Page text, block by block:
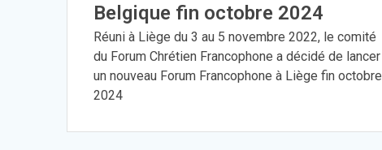
Belgique fin octobre 2024
Réuni à Liège du 3 au 5 novembre 2022, le comité
du Forum Chrétien Francophone a décidé de lancer
un nouveau Forum Francophone à Liège fin octobre
2024